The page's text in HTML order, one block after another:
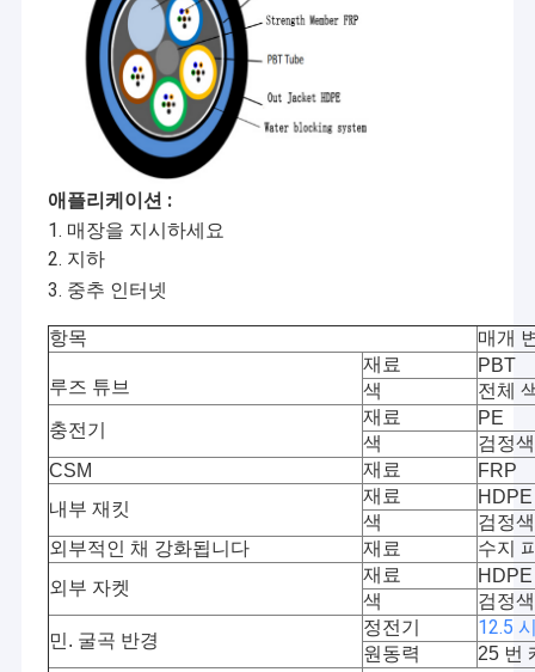
애플리케이션 :
1. 매장을 지시하세요
2. 지하
3. 중추 인터넷
항목 매개
루즈 튜브
재료
PBT
색
전체
충전기
재료
PE
색
검정색
CSM
재료
FRP
내부 재킷
재료
HDPE
색
검정색
외부적인 채 강화됩니다
재료
수지
외부 자켓
재료
HDPE
색
검정색
민. 굴곡 반경
정전기 12.5
원동력 25 번